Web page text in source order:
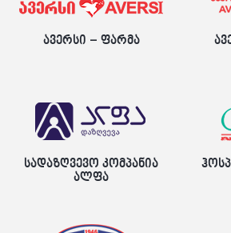
ავერსი – ფარმა
სადაზღვევო კომპანია
ალფა